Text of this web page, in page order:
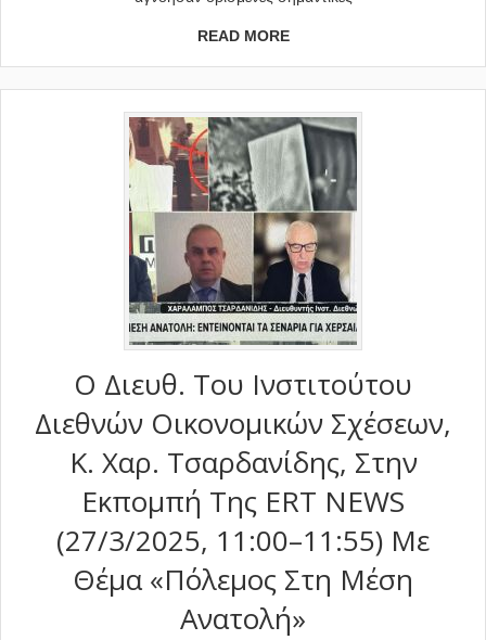
READ MORE
Ο Διευθ. Του Ινστιτούτου
Διεθνών Οικονομικών Σχέσεων,
Κ. Χαρ. Τσαρδανίδης, Στην
Εκπομπή Της ERT NEWS
(27/3/2025, 11:00–11:55) Με
Θέμα «Πόλεμος Στη Μέση
Ανατολή»